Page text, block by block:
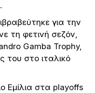
για την
τη φετινή σεζόν,
Gamba Trophy,
του στο ιταλικό
Εμίλια στα playoffs